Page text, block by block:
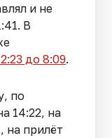
и не
В
до 8:09.
по
14:22, на
на прилёт